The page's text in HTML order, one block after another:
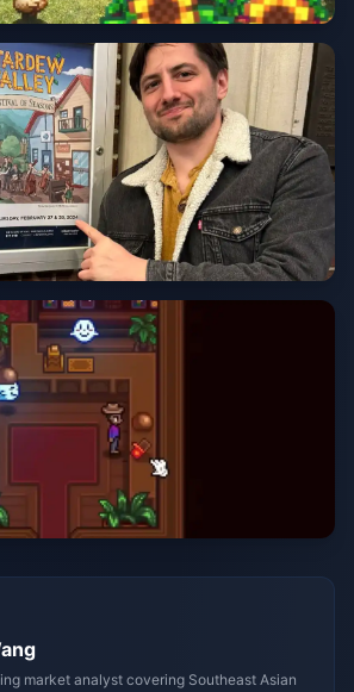
market analyst covering Southeast Asian